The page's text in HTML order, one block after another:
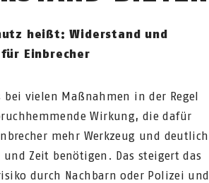
heißt: Widerstand und
Einbrecher
bei vielen Maßnahmen in der Regel
Wirkung, die dafür
mehr Werkzeug und deutlich
und Zeit benötigen. Das steigert das
durch Nachbarn oder Polizei und